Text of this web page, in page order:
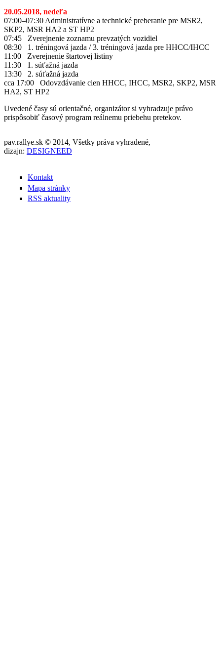
20.05.2018, nedeľa
07:00–07:30 Administratívne a technické preberanie pre MSR2,
SKP2, MSR HA2 a ST HP2
07:45 Zverejnenie zoznamu prevzatých vozidiel
08:30 1. tréningová jazda / 3. tréningová jazda pre HHCC/IHCC
11:00 Zverejnenie štartovej listiny
11:30 1. súťažná jazda
13:30 2. súťažná jazda
cca 17:00 Odovzdávanie cien HHCC, IHCC, MSR2, SKP2, MSR
HA2, ST HP2
Uvedené časy sú orientačné, organizátor si vyhradzuje právo
prispôsobiť časový program reálnemu priebehu pretekov.
pav.rallye.sk © 2014, Všetky práva vyhradené,
dizajn: DESIGNEED
Kontakt
Mapa stránky
RSS aktuality